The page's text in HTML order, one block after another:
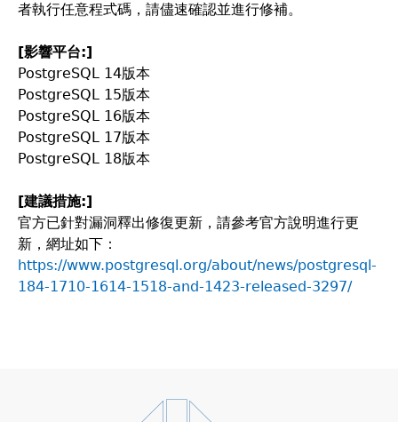
者執行任意程式碼，請儘速確認並進行修補。
[影響平台:]
PostgreSQL 14版本
PostgreSQL 15版本
PostgreSQL 16版本
PostgreSQL 17版本
PostgreSQL 18版本
[建議措施:]
官方已針對漏洞釋出修復更新，請參考官方說明進行更
新，網址如下：
https://www.postgresql.org/about/news/postgresql-
184-1710-1614-1518-and-1423-released-3297/